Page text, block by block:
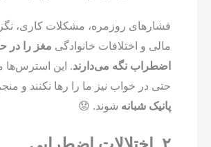
فشارهای روزمره، مشکلات کاری،
مالی و اختلافات خانوادگی مغز را در
اضطراب نگه می‌دارند. این
حتی در خواب نیز ما را رها نکنند و
پانیک شبانه شوند. 😟